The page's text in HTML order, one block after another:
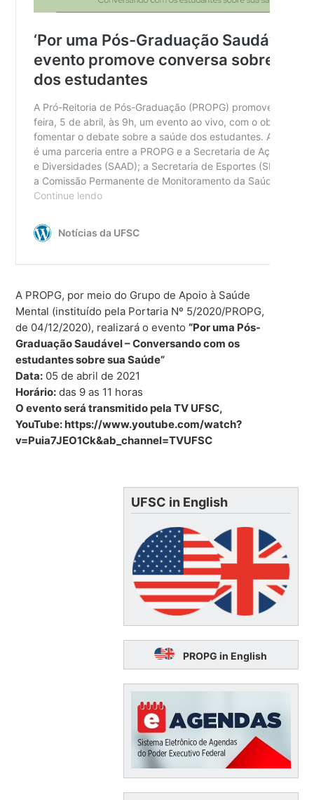
A PROPG, por meio do Grupo de Apoio à Saúde
Mental (instituído pela Portaria Nº 5/2020/PROPG,
de 04/12/2020), realizará o evento“Por uma Pós-
Graduação Saudável – Conversando com os
estudantes sobre sua Saúde”
Data: 05 de abril de 2021
Horário: das 9 as 11 horas
O evento será transmitido pela TV UFSC,
YouTube: https://www.youtube.com/watch?
v=Puia7JEO1Ck&ab_channel=TVUFSC
UFSC in English
PROPG in English